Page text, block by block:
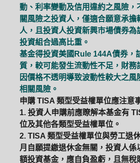
PGIM系列基金 168
定期(不)定額 高成長基金
動、利率變動及信用違約之風險，
關風險之投資人，僅適合願意承擔
人，且投資人投資新興市場債券為
投資組合過高比重。
基金得投資美國Rule 144A債券，
質，較可能發生流動性不足，財務
因價格不透明導致波動性較大之風
相關風險。
申購 TISA 類型受益權單位應注意
1. 投資人申購前應瞭解本基金有
位及其他各類型受益權單位。
2. TISA 類型受益權單位與勞工退
月自願提繳退休金無關，投資人係
額投資基金，應自負盈虧，且無稅